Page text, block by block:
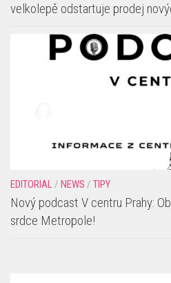
velkolepě odstartuje prodej
EDITORIAL/ NEWS / TIPY
Nový podcast V centru Prahy:
srdce Metropole!